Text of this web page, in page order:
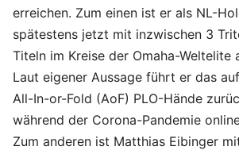
erreichen. Zum einen ist er als NL-
spätestens jetzt mit inzwischen 3
Titeln im Kreise der Omaha-Weltelite
Laut eigener Aussage führt er das
All-In-or-Fold (AoF) PLO-Hände
während der Corona-Pandemie
Zum anderen ist Matthias Eibinger